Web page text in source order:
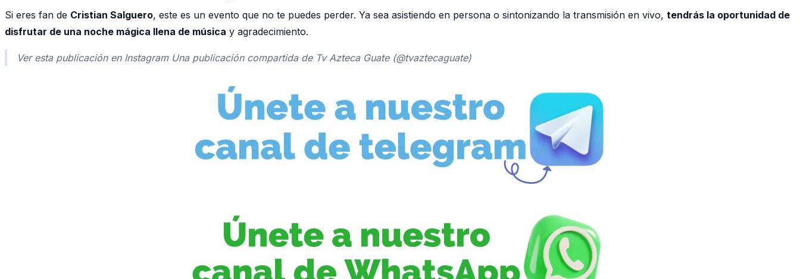
Si eres fan de Cristian Salguero, este es un evento que no te puedes perder. Ya sea asistiendo en persona o sintonizando la transmisión en vivo, tendrás la oportunidad de
disfrutar de una noche mágica llena de música y agradecimiento.
Ver esta publicación en Instagram Una publicación compartida de Tv Azteca Guate (@tvaztecaguate)